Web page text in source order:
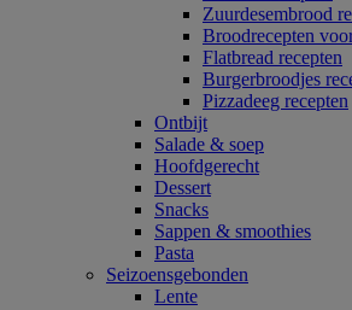
Zuurdesembrood
Broodrecepten
Flatbread recepten
Burgerbroodjes
Pizzadeeg recepten
Ontbijt
Salade & soep
Hoofdgerecht
Dessert
Snacks
Sappen & smoothies
Pasta
Seizoensgebonden
Lente